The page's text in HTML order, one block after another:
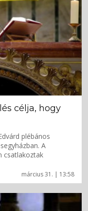
március 31. | 13:58
célja, hogy
plébános
A
csatlakoztak